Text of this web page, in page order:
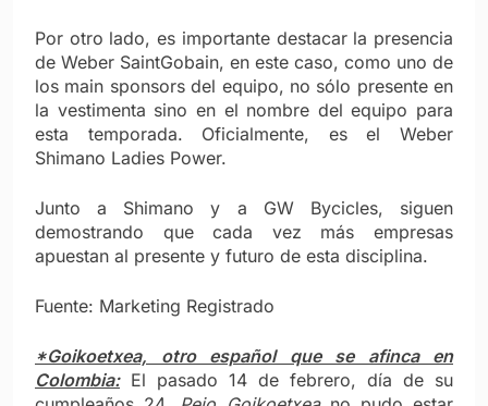
Por otro lado, es importante destacar la presencia
de Weber SaintGobain, en este caso, como uno de
los main sponsors del equipo, no sólo presente en
la vestimenta sino en el nombre del equipo para
esta temporada. Oficialmente, es el Weber
Shimano Ladies Power.
Junto a Shimano y a GW Bycicles, siguen
demostrando que cada vez más empresas
apuestan al presente y futuro de esta disciplina.
Fuente: Marketing Registrado
*Goikoetxea, otro español que se afinca en
Colombia:El pasado 14 de febrero, día de su